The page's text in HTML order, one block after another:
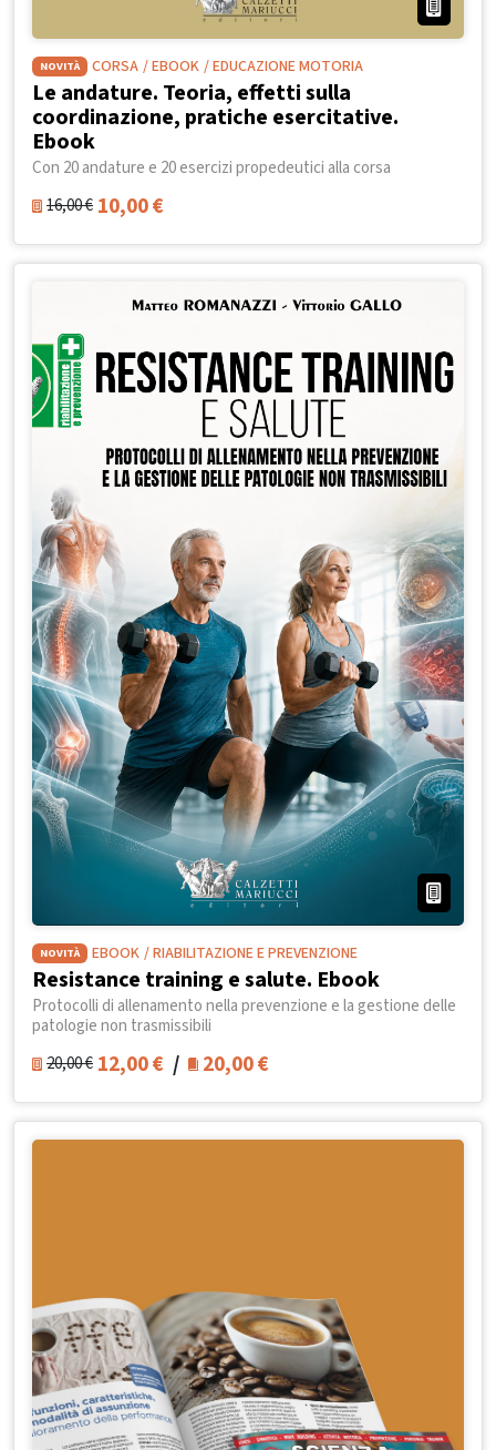
NOVITÀ CORSA / EBOOK / EDUCAZIONE MOTORIA
Le andature. Teoria, effetti sulla
coordinazione, pratiche esercitative.
Ebook
Con 20 andature e 20 esercizi propedeutici alla corsa
16,00€ 10,00€
NOVITÀ EBOOK / RIABILITAZIONE E PREVENZIONE
Resistance training e salute. Ebook
Protocolli di allenamento nella prevenzione e la gestione delle
patologie non trasmissibili
20,00€ 12,00€ / 20,00€